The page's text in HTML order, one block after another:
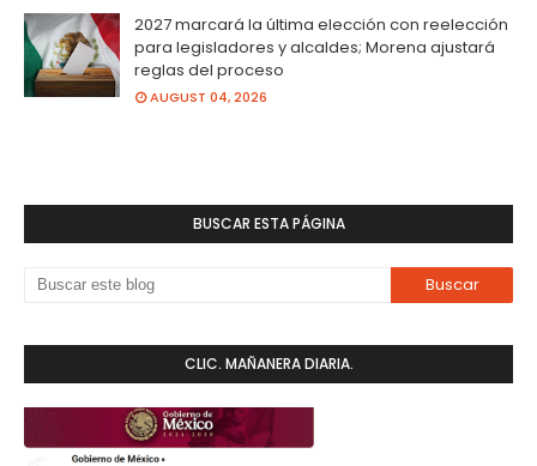
2027 marcará la última elección con reelección
para legisladores y alcaldes; Morena ajustará
reglas del proceso
AUGUST 04, 2026
BUSCAR ESTA PÁGINA
CLIC. MAÑANERA DIARIA.